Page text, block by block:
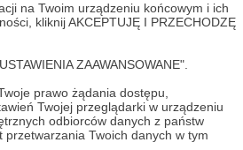
na Twoim urządzeniu końcowym i ich
kliknij AKCEPTUJĘ I PRZECHODZĘ
ZAAWANSOWANE".
prawo żądania dostępu,
Twojej przeglądarki w urządzeniu
odbiorców danych z państw
przetwarzania Twoich danych w tym